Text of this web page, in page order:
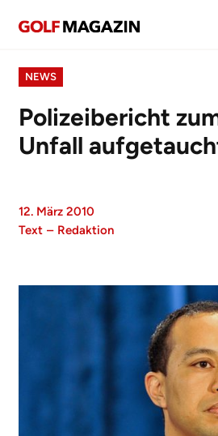
NEWS
Polizeibericht
Unfall
12. März 2010
Text – Redaktion